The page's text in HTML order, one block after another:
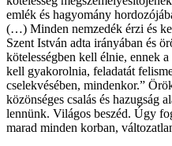
emlék és hagyomány
(…) Minden nemzedék érzi és
Szent István adta irányában és
kötelességben kell élnie, ennek
kell gyakorolnia, feladatát
cselekvésében, mindenkor.”
közönséges csalás és hazugság
lennünk. Világos beszéd. Úgy
marad minden korban,